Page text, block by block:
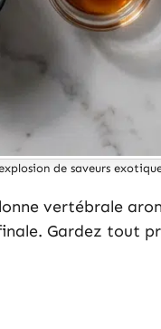
de saveurs
vertébrale
Gardez tout